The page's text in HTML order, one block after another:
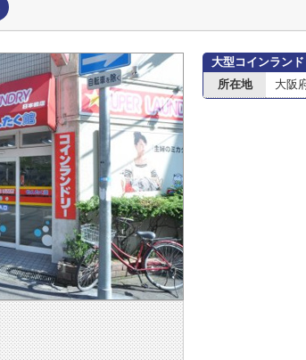
大型コインラン
所在地
大阪